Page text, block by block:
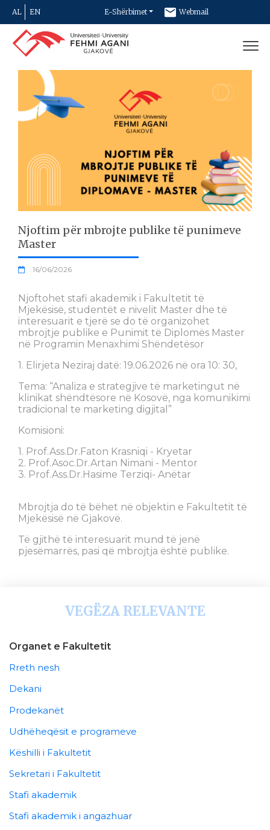
AL EN E-Shërbimet Webmail
Newsletter
Njoftim për mbrojte publike të punimeve
Master
16/06/2026
Njoftohet stafi akademik i Fakultetit të
Mjekësisë, studentët e nivelit Master dhe të
interesuarit e tjerë se do të organizohet
mbrojtje publike e Punimit të Diplomës Master
në Programin Menaxhimi Shëndetësor
1. Elirjeta Neziraj datë: 19.06.2026 në ora 10: 30,
Tema: “Analiza e strategjive të marketingut në
klinikat shëndtësore në Kosovë, nga komunikimi
tradicional te marketing digjital”
Komisioni:
1. Prof.Ass.Dr.Faton Krasniqi - Kryetar
2. Prof.Asoc.Dr.Artan Nimani - Mentor
3. Prof.Ass.Dr.Hasime Terziqi- Anëtar
Mbrojtja do të bëhet në objektin e Fakultetit të
Mjekësisë në Gjakovë.
Të gjithë të interesuarit mund të jenë
pjesëmarrës, pasi që mbrojtja është publike.
VEGËZA RELEVANTE
Organet e Fakultetit
Rreth nesh
Dekani
Prodekanët
Udhëheqësit e programeve
Këshilli i Fakultetit
Sekretari i Fakultetit
Stafi akademik
Stafi akademik i angazhuar